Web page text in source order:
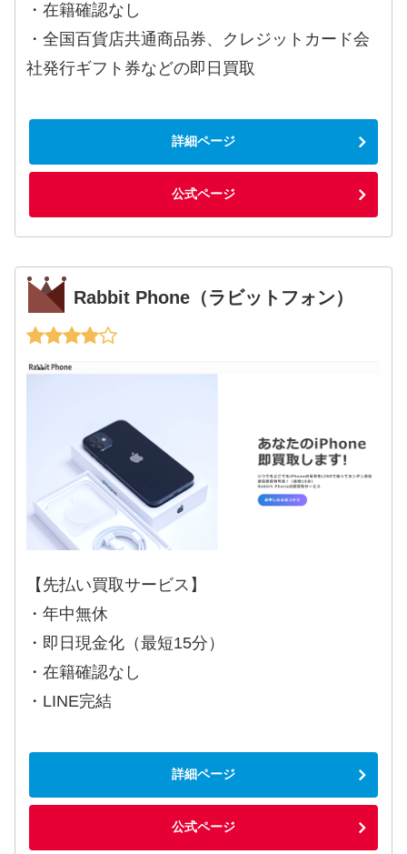
・在籍確認なし
・全国百貨店共通商品券、クレジットカード会
社発行ギフト券などの即日買取
詳細ページ
公式ページ
Rabbit Phone（ラビットフォン）
【先払い買取サービス】
・年中無休
・即日現金化（最短15分）
・在籍確認なし
・LINE完結
詳細ページ
公式ページ